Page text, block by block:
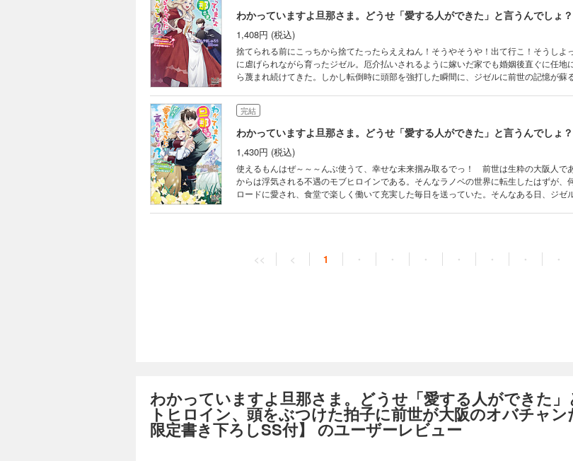
1,408円 (税込)
捨てられる前にこっちから捨てたったらええねん！そうやそうや！出て行こ！そうし
に虐げられながら育ったジゼル。厄介払いされるように嫁いだ家でも婚姻後直ぐに任地
ら蔑まれ続けてきた。しかし転倒時に頭部を強打した瞬間に、ジゼルに前世の記憶が蘇
転生したと知るや否やジゼルは考えた。どうせ「他に好きな人が出来たから別れてくれ
うその前にさっさと出て行ってもいいんちゃう？ていうかドアマットヒロイン？ウチの
ねん！と。
完結
1,430円 (税込)
使えるもんはぜ～～～んぶ使うて、幸せな未来掴み取るでっ！ 前世は生粋の大阪人で
からは浮気される不遇のモブヒロインである。そんなラノベの世界に転生したはずが、
ロードに愛され、食堂で楽しく働いて充実した毎日を送っていた。そんなある日、ジゼ
<< < 1 ・ ・ ・ ・ ・ ・ ・
わかっていますよ旦那さま。どうせ「愛する人ができた
トヒロイン、頭をぶつけた拍子に前世が大阪のオバチャ
限定書き下ろしSS付】 のユーザーレビュー